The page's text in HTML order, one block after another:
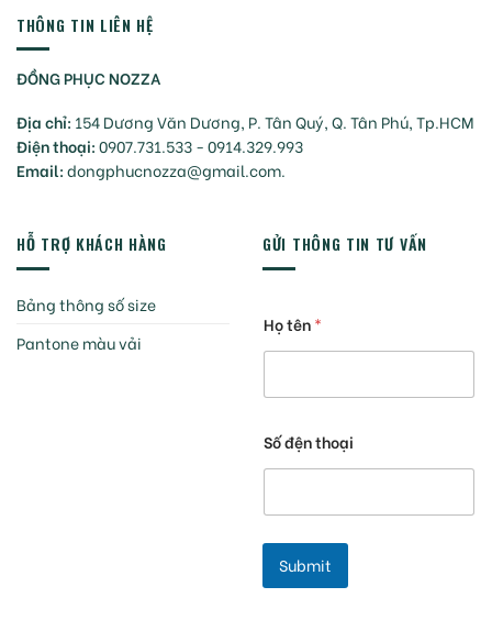
THÔNG TIN LIÊN HỆ
ĐỒNG PHỤC NOZZA
Địa chỉ: 154 Dương Văn Dương, P. Tân Quý, Q. Tân Phú, Tp.HCM
Điện thoại:0907.731.533 - 0914.329.993
Email:dongphucnozza@gmail.com.
HỖ TRỢ KHÁCH HÀNG
Bảng thông số size
Pantone màu vải
GỬI THÔNG TIN TƯ VẤN
Họ tên*
Số đện thoại
Submit